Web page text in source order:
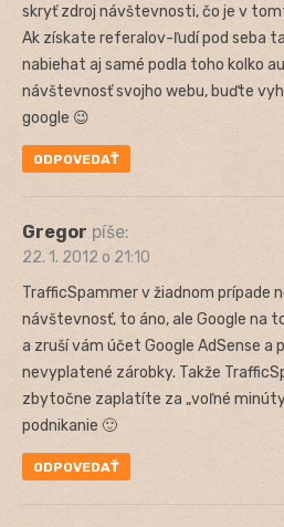
skryť zdroj návštevnosti, čo je v
Ak získate referalov-ľudí pod seba
nabiehat aj samé podla toho kolko
návštevnosť svojho webu, buďte
google 😉
ODPOVEDAŤ
Gregor píše:
22. 1. 2012 o 21:10
TrafficSpammer v žiadnom prípade
návštevnosť, to áno, ale Google na
a zruší vám účet Google AdSense a
nevyplatené zárobky. Takže
zbytočne zaplatíte za „voľné
podnikanie 🙂
ODPOVEDAŤ